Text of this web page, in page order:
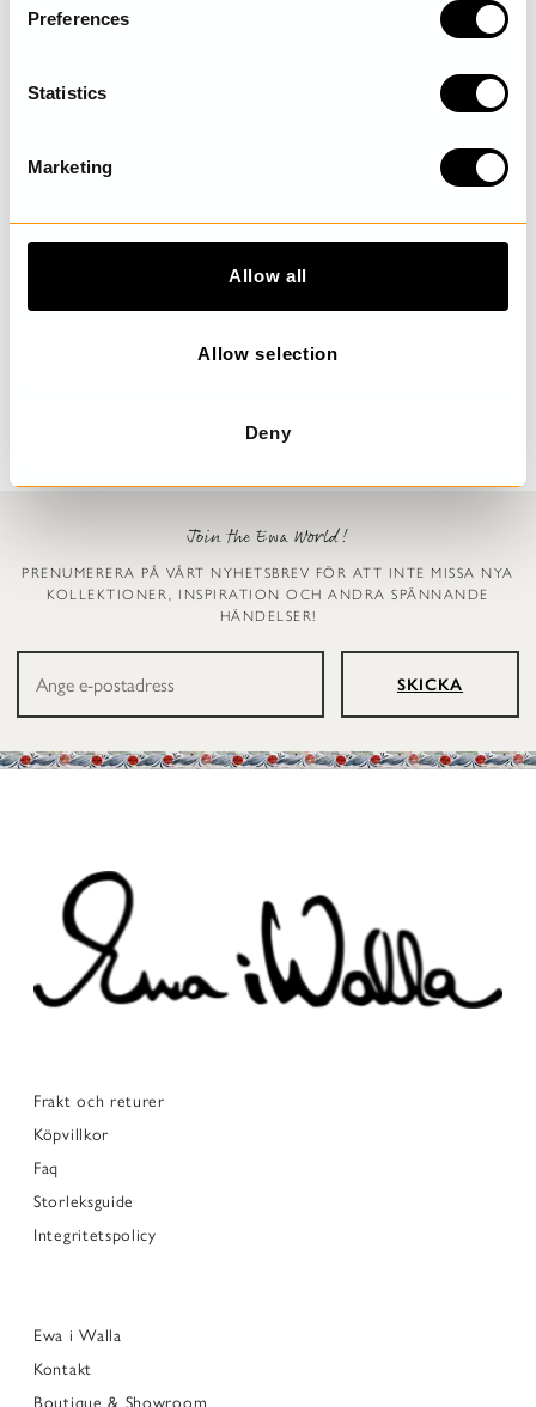
Preferences
Statistics
Marketing
Allow all
Allow selection
Deny
Ellen
Join the Ewa World!
PRENUMERERA PÅ VÅRT NYHETSBREV FÖR ATT INTE MISSA NYA
KOLLEKTIONER, INSPIRATION OCH ANDRA SPÄNNANDE
HÄNDELSER!
SKICKA
Frakt och returer
Köpvillkor
Faq
Storleksguide
Integritetspolicy
Ewa i Walla
Kontakt
Boutique & Showroom